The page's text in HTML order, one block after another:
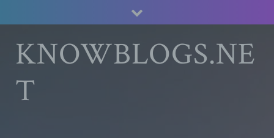
to
contentKNOWBLOGS.NE
T